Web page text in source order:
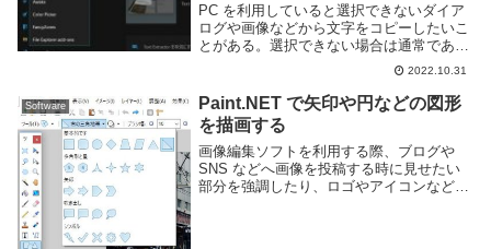
PC を利用していると選択できないダイア
ログや画像などから文字をコピーしたいこ
とがある。選択できない場合は通常であれ
ば表示されている文字を見ながら自分で入
力する必要があるが、文章が長ければ手間
がかかる。Microsoft PowerToys...
2022.10.31
Software
Paint.NET で矢印や円などの図形
を描画する
画像編集ソフトを利用する際、ブログや
SNS などへ画像を投稿する時に見せたい
部分を強調したり、ロゴやアイコンなどの